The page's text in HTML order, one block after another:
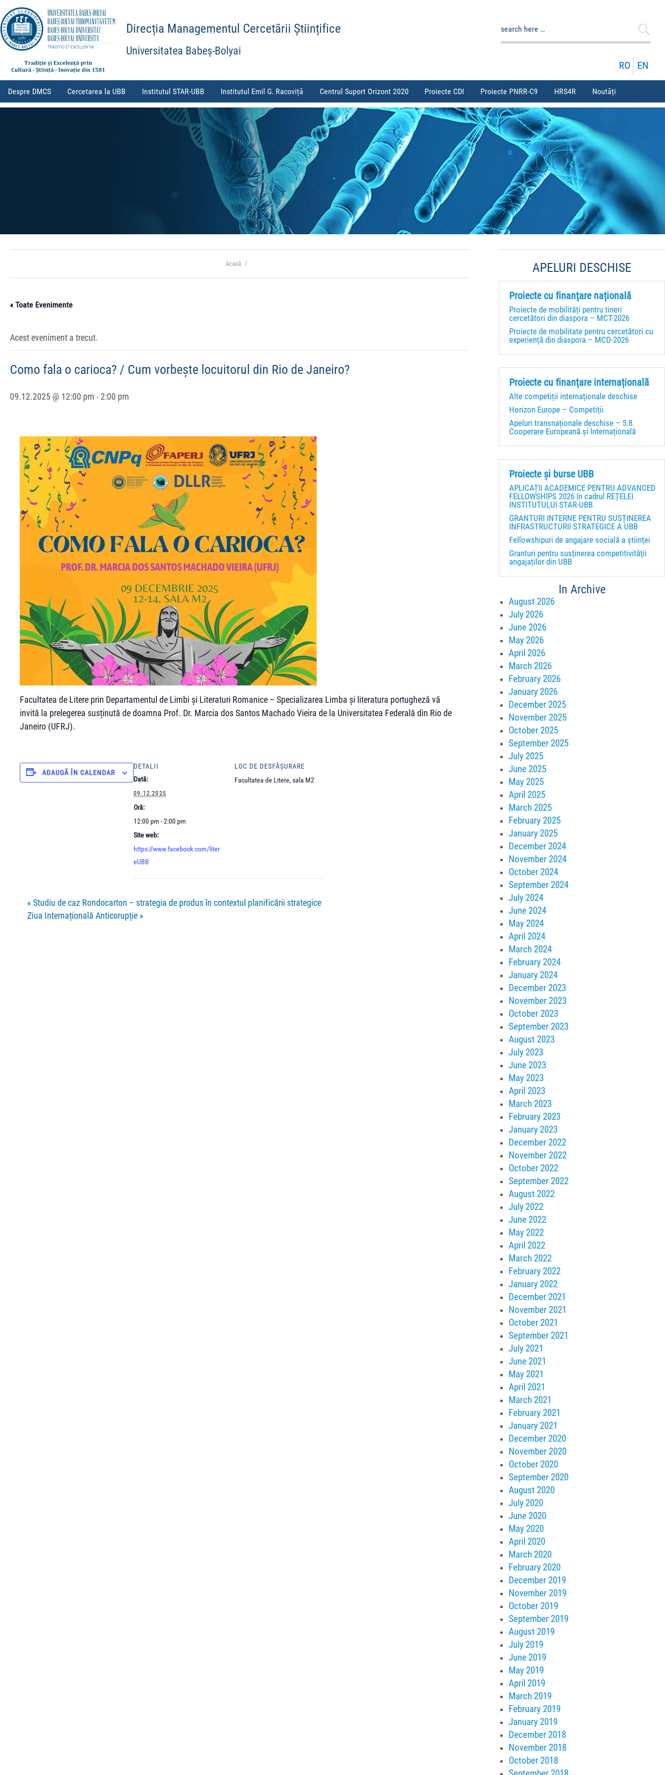
Direcția Managementul Cercetării Științifice
Universitatea Babeș-Bolyai
RO EN
Despre DMCS Cercetarea la UBB Institutul STAR-UBB Institutul Emil G. Racoviță Centrul Suport Orizont 2020 Proiecte CDI Proiecte PNRR-C9 HRS4R Noutăți
Acasă
« Toate Evenimente
Acest eveniment a trecut.
Como fala o carioca? / Cum vorbește locuitorul din Rio de Janeiro?
09.12.2025 @ 12:00 pm - 2:00 pm
Facultatea de Litere prin Departamentul de Limbi și Literaturi Romanice – Specializarea Limba și literatura portugheză vă
invită la prelegerea susținută de doamna Prof. Dr. Marcia dos Santos Machado Vieira de la Universitatea Federală din Rio de
Janeiro (UFRJ).
ADAUGĂ ÎN CALENDAR
DETALII
Dată:
09.12.2025
Oră:
12:00 pm - 2:00 pm
Site web:
https://www.facebook.com/liter
eUBB
LOC DE DESFĂȘURARE
Facultatea de Litere, sala M2
« Studiu de caz Rondocarton – strategia de produs în contextul planificării strategice
Ziua Internațională Anticorupție »
APELURI DESCHISE
Proiecte cu finanțare națională
Proiecte de mobilități pentru tineri
cercetători din diaspora – MCT-2026
Proiecte de mobilitate pentru cercetători cu
experiență din diaspora – MCD-2026
Proiecte cu finanțare internațională
Alte competiții internaționale deschise
Horizon Europe – Competiții
Apeluri transnaționale deschise – 5.8.
Cooperare Europeană și Internațională
Proiecte și burse UBB
APLICAȚII ACADEMICE PENTRU ADVANCED
FELLOWSHIPS 2026 în cadrul REȚELEI
INSTITUTULUI STAR-UBB
GRANTURI INTERNE PENTRU SUSȚINEREA
INFRASTRUCTURII STRATEGICE A UBB
Fellowshipuri de angajare socială a științei
Granturi pentru susţinerea competitivităţii
angajaţilor din UBB
In Archive
August 2026
July 2026
June 2026
May 2026
April 2026
March 2026
February 2026
January 2026
December 2025
November 2025
October 2025
September 2025
July 2025
June 2025
May 2025
April 2025
March 2025
February 2025
January 2025
December 2024
November 2024
October 2024
September 2024
July 2024
June 2024
May 2024
April 2024
March 2024
February 2024
January 2024
December 2023
November 2023
October 2023
September 2023
August 2023
July 2023
June 2023
May 2023
April 2023
March 2023
February 2023
January 2023
December 2022
November 2022
October 2022
September 2022
August 2022
July 2022
June 2022
May 2022
April 2022
March 2022
February 2022
January 2022
December 2021
November 2021
October 2021
September 2021
July 2021
June 2021
May 2021
April 2021
March 2021
February 2021
January 2021
December 2020
November 2020
October 2020
September 2020
August 2020
July 2020
June 2020
May 2020
April 2020
March 2020
February 2020
December 2019
November 2019
October 2019
September 2019
August 2019
July 2019
June 2019
May 2019
April 2019
March 2019
February 2019
January 2019
December 2018
November 2018
October 2018